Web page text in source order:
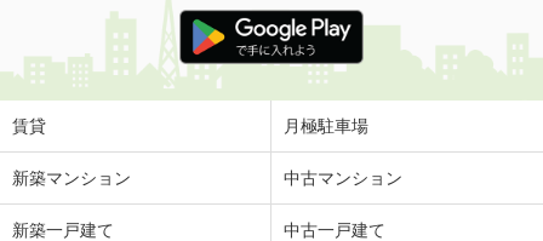
賃貸 月極駐車場
新築マンション 中古マンション
新築一戸建て 中古一戸建て